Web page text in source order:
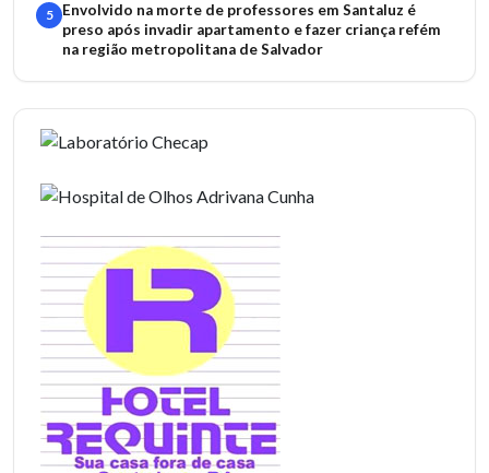
5
Envolvido na morte de professores em Santaluz é
preso após invadir apartamento e fazer criança refém
na região metropolitana de Salvador